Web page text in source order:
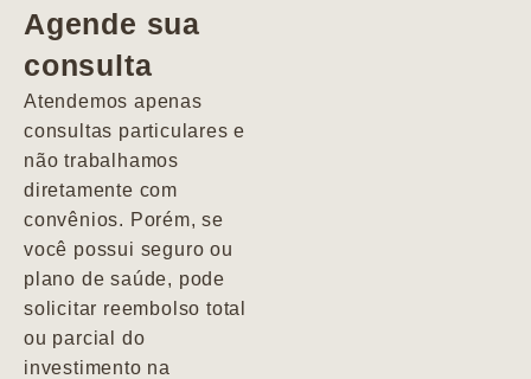
Agende sua
consulta
Atendemos apenas
consultas particulares e
não trabalhamos
diretamente com
convênios. Porém, se
você possui seguro ou
plano de saúde, pode
solicitar reembolso total
ou parcial do
investimento na